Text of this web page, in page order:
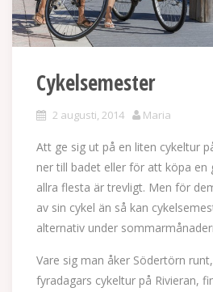
Cykelsemester
2 augusti, 2014 Maria
Att ge sig ut på en liten cykeltur
ner till badet eller för att köpa en
allra flesta är trevligt. Men för
av sin cykel än så kan
alternativ under
Vare sig man åker Södertörn
fyradagars cykeltur på Rivieran,